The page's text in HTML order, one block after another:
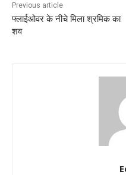
Previous article
फ्लाईओवर के नीचे मिला श्रमिक का
शव